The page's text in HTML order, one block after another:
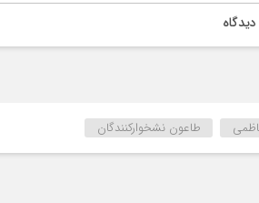
طاعون نشخوارکنندگان